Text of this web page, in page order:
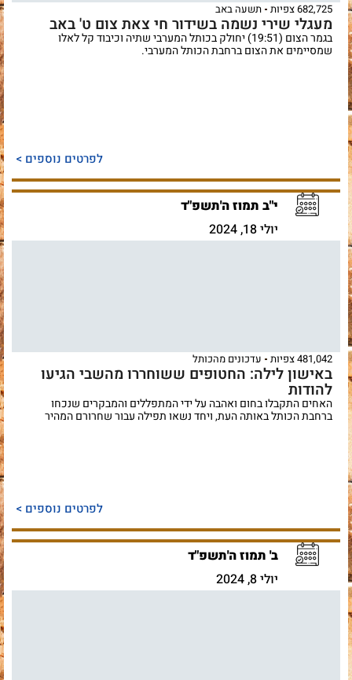
682,725 צפיות תשעה באב
מעגלי שירי נשמה בשידור חי צאת צום ט' באב
בגמר הצום (19:51) יחולק בכותל המערבי שתיה וכיבוד קל לאלו
שמסיימים את הצום ברחבת הכותל המערבי.
לפרטים נוספים >
י"ב תמוז ה'תשפ"ד
יולי 18, 2024
481,042 צפיות עדכונים מהכותל
באישון לילה: החטופים ששוחררו מהשבי הגיעו
להודות
האחים התקבלו בחום ואהבה על ידי המתפללים והמבקרים שנכחו
ברחבת הכותל באותה העת, ויחד נשאו תפילה עבור שחרורם המהיר
לפרטים נוספים >
ב' תמוז ה'תשפ"ד
יולי 8, 2024